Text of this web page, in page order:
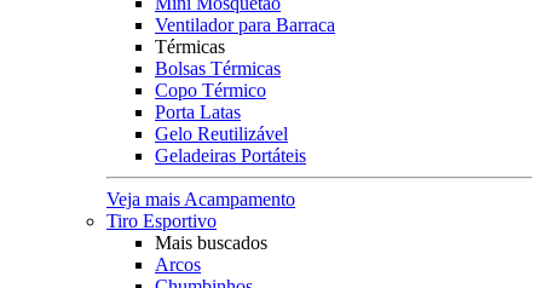
Ventilador para Barraca
Térmicas
Bolsas Térmicas
Copo Térmico
Porta Latas
Gelo Reutilizável
Geladeiras Portáteis
Veja mais Acampamento
Tiro Esportivo
Mais buscados
Arcos